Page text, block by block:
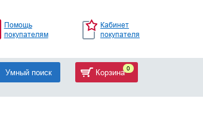
Помощь
покупателям
Кабинет
покупателя
Умный поиск Корзина 0